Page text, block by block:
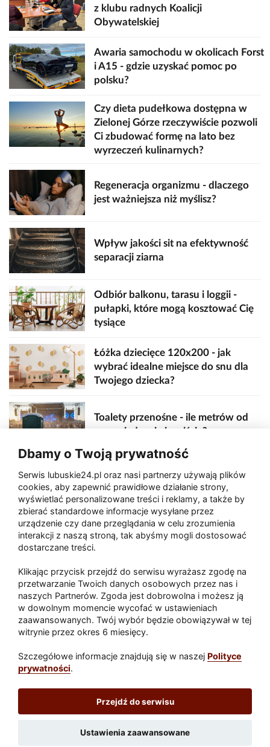
z klubu radnych Koalicji
Obywatelskiej
Awaria samochodu w okolicach Forst
i A15 - gdzie uzyskać pomoc po
polsku?
Czy dieta pudełkowa dostępna w
Zielonej Górze rzeczywiście pozwoli
Ci zbudować formę na lato bez
wyrzeczeń kulinarnych?
Regeneracja organizmu - dlaczego
jest ważniejsza niż myślisz?
Wpływ jakości sit na efektywność
separacji ziarna
Odbiór balkonu, tarasu i loggii -
pułapki, które mogą kosztować Cię
tysiące
Łóżka dziecięce 120x200 - jak
wybrać idealne miejsce do snu dla
Twojego dziecka?
Toalety przenośne - ile metrów od
sceny, jedzenia i wejścia?
Zaatakował seniora na "kwadracie"
Akcja po pożarze w Gorzowie.
Ruszyła rozbiórka ściany spalonej
Paliwa
Raport Dodaj raport
Sport
Lubuskie24.pl
Redakcja
Dbamy o Twoją prywatność
Serwis lubuskie24.pl oraz nasi partnerzy używają plików
cookies, aby zapewnić prawidłowe działanie strony,
wyświetlać personalizowane treści i reklamy, a także by
zbierać standardowe informacje wysyłane przez
urządzenie czy dane przeglądania w celu zrozumienia
interakcji z naszą stroną, tak abyśmy mogli dostosować
dostarczane treści.
Klikając przycisk przejdź do serwisu wyrażasz zgodę na
przetwarzanie Twoich danych osobowych przez nas i
naszych Partnerów. Zgoda jest dobrowolna i możesz ją
w dowolnym momencie wycofać w ustawieniach
zaawansowanych. Twój wybór będzie obowiązywał w tej
witrynie przez okres 6 miesięcy.
Szczegółowe informacje znajdują się w naszej Polityce
prywatności.
Przejdź do serwisu
Ustawienia zaawansowane